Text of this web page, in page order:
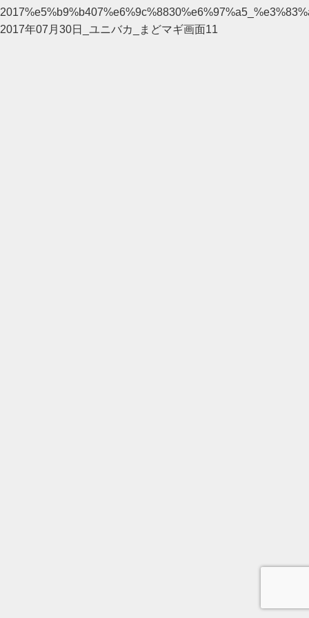
2017年07月30日_ユニバカ_まどマギ画面11